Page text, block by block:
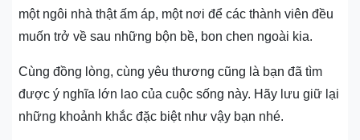
một ngôi nhà thật ấm áp, một nơi để các thành viên đều
muốn trở về sau những bộn bề, bon chen ngoài kia.
Cùng đồng lòng, cùng yêu thương cũng là bạn đã tìm
được ý nghĩa lớn lao của cuộc sống này. Hãy lưu giữ lại
những khoảnh khắc đặc biệt như vậy bạn nhé.